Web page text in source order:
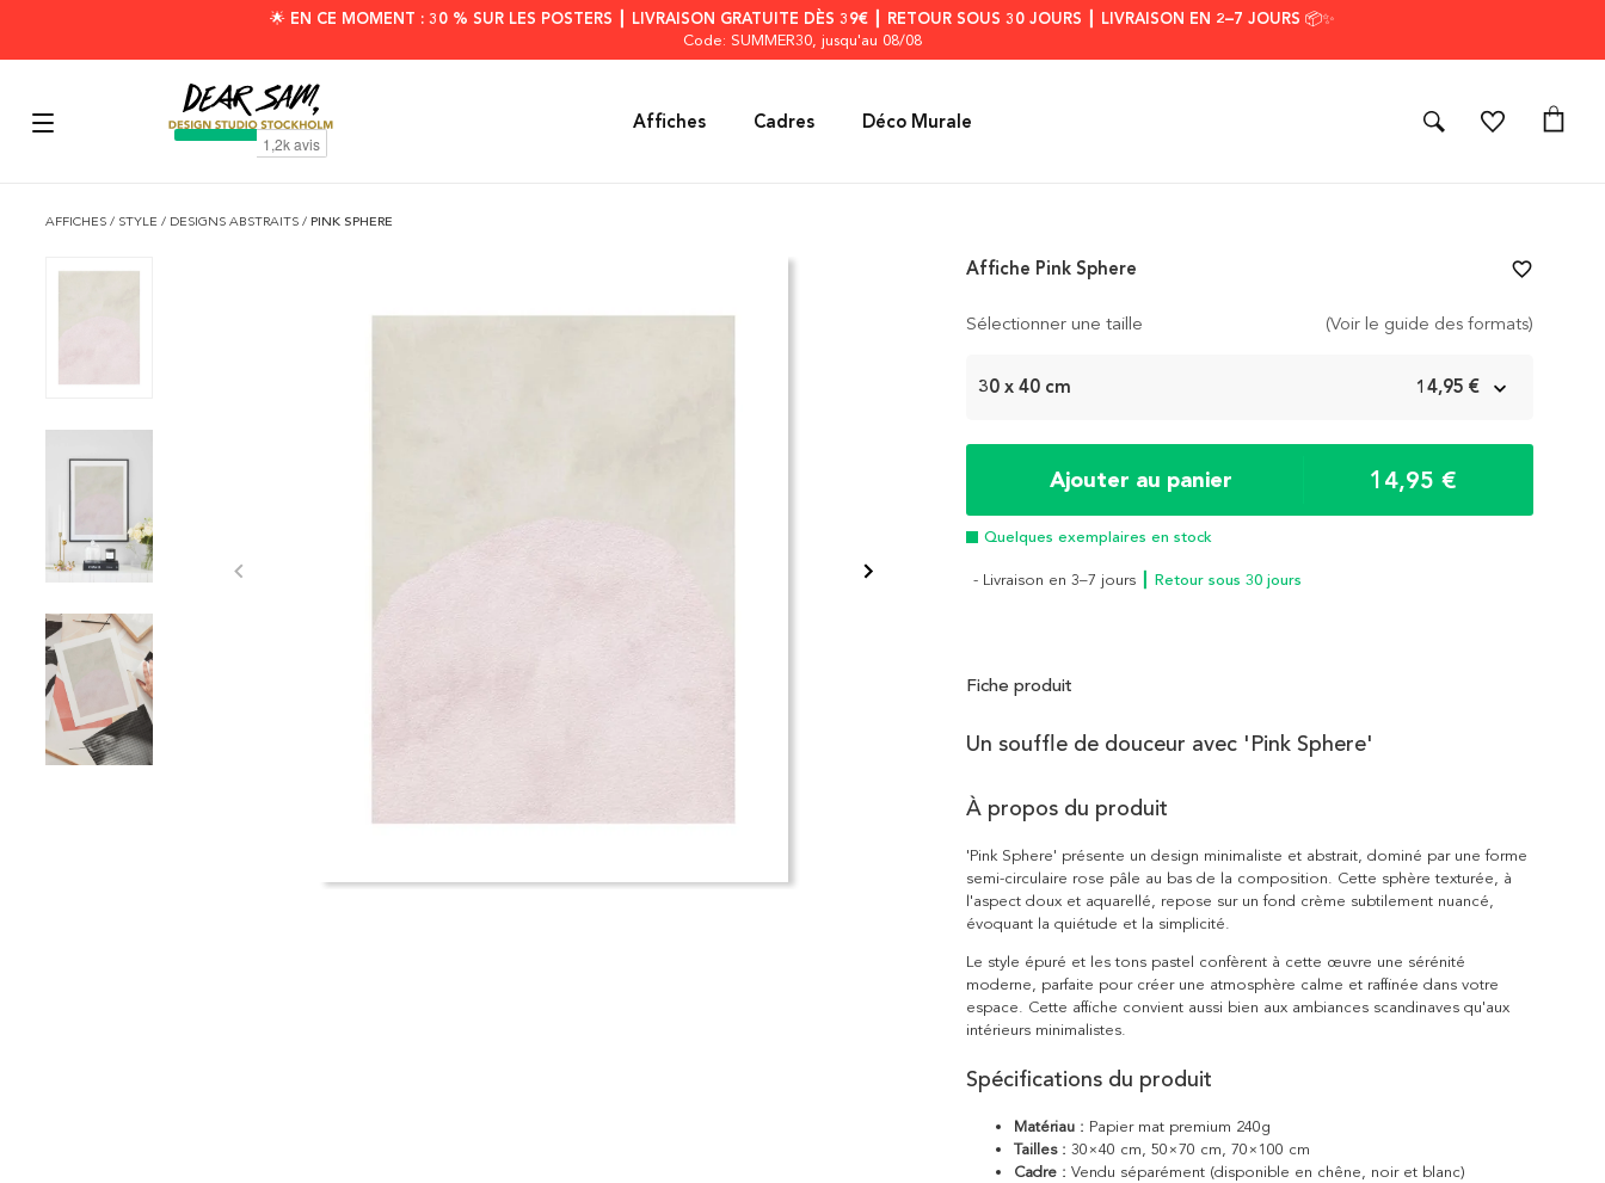
🌟 EN CE MOMENT : 30 % SUR LES POSTERS ┃ LIVRAISON GRATUITE DÈS 39€ ┃ RETOUR SOUS 30 JOURS ┃ LIVRAISON EN 2–7 JOURS 📦✨
Code: SUMMER30, jusqu'au 08/08
Affiches Cadres Déco Murale
AFFICHES / STYLE / DESIGNS ABSTRAITS / PINK SPHERE
Sélectionner une taille (Voir le guide des formats)
30 x 40 cm 14,95 €
Ajouter au panier 14,95 €
Quelques exemplaires en stock
- Livraison en 3–7 jours ┃ Retour sous 30 jours
Affiche Pink Sphere favorite_border
Fiche produit
Un souffle de douceur avec 'Pink Sphere'
À propos du produit
'Pink Sphere' présente un design minimaliste et abstrait, dominé par une forme
semi-circulaire rose pâle au bas de la composition. Cette sphère texturée, à
l'aspect doux et aquarellé, repose sur un fond crème subtilement nuancé,
évoquant la quiétude et la simplicité.
Le style épuré et les tons pastel confèrent à cette œuvre une sérénité
moderne, parfaite pour créer une atmosphère calme et raffinée dans votre
espace. Cette affiche convient aussi bien aux ambiances scandinaves qu'aux
intérieurs minimalistes.
Spécifications du produit
Matériau : Papier mat premium 240g
Tailles : 30×40 cm, 50×70 cm, 70×100 cm
Cadre : Vendu séparément (disponible en chêne, noir et blanc)